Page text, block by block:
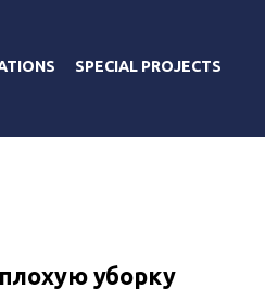
SPECIAL PROJECTS
уборку